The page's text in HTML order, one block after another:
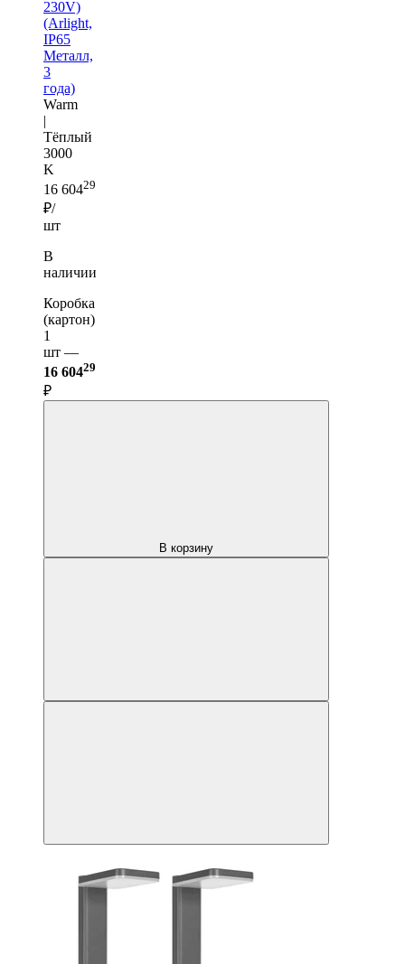
230V)
(Arlight,
IP65
Металл,
3
года)
Warm
|
Тёплый
3000
K
16 60429
₽/
шт
В
наличии
Коробка
(картон)
1
шт —
16 60429
₽
В корзину